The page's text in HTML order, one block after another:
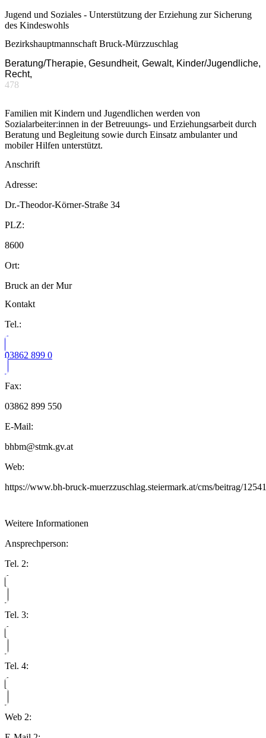
Jugend und Soziales - Unterstützung der Erziehung zur Sicherung
des Kindeswohls
Bezirkshauptmannschaft Bruck-Mürzzuschlag
Beratung/Therapie, Gesundheit, Gewalt, Kinder/Jugendliche,
Recht,
478
Familien mit Kindern und Jugendlichen werden von
Sozialarbeiter:innen in der Betreuungs- und Erziehungsarbeit durch
Beratung und Begleitung sowie durch Einsatz ambulanter und
mobiler Hilfen unterstützt.
Anschrift
Adresse:
Dr.-Theodor-Körner-Straße 34
PLZ:
8600
Ort:
Bruck an der Mur
Kontakt
Tel.:
03862 899 0
Fax:
03862 899 550
E-Mail:
bhbm@stmk.gv.at
Web:
https://www.bh-bruck-muerzzuschlag.steiermark.at/cms/beitrag/
Weitere Informationen
Ansprechperson:
Tel. 2:
Tel. 3:
Tel. 4:
Web 2: